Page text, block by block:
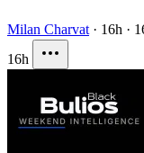
Milan Charvat · 16h ·
16h